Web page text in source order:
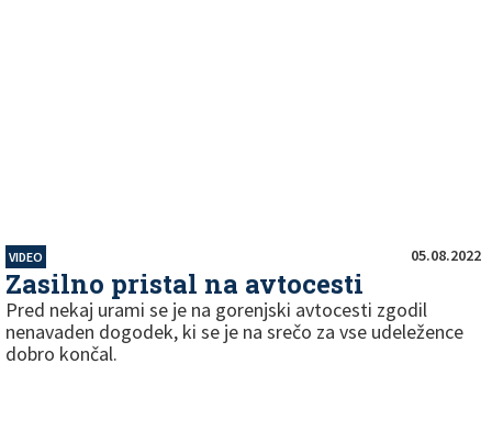
VIDEO 05.08.2022
Zasilno pristal na avtocesti
Pred nekaj urami se je na gorenjski avtocesti zgodil
nenavaden dogodek, ki se je na srečo za vse udeležence
dobro končal.